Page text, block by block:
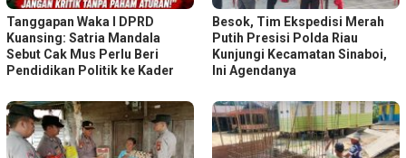
Tanggapan Waka I DPRD
Kuansing: Satria Mandala
Sebut Cak Mus Perlu Beri
Pendidikan Politik ke Kader
Besok, Tim Ekspedisi Merah
Putih Presisi Polda Riau
Kunjungi Kecamatan Sinaboi,
Ini Agendanya